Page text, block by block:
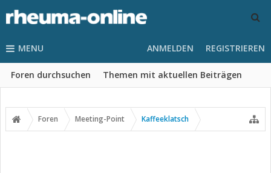
MENU
Foren durchsuchen Themen mit aktuellen Beiträgen
ANMELDEN REGISTRIEREN
Foren Meeting-Point Kaffeeklatsch